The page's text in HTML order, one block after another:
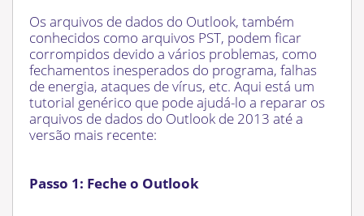
Os arquivos de dados do Outlook, também
conhecidos como arquivos PST, podem ficar
corrompidos devido a vários problemas, como
fechamentos inesperados do programa, falhas
de energia, ataques de vírus, etc. Aqui está um
tutorial genérico que pode ajudá-lo a reparar os
arquivos de dados do Outlook de 2013 até a
versão mais recente:
Passo 1: Feche o Outlook